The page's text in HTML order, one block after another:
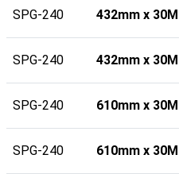
SPG-240 432mm x 30M
SPG-240 432mm x 30M
SPG-240 610mm x 30M
SPG-240 610mm x 30M